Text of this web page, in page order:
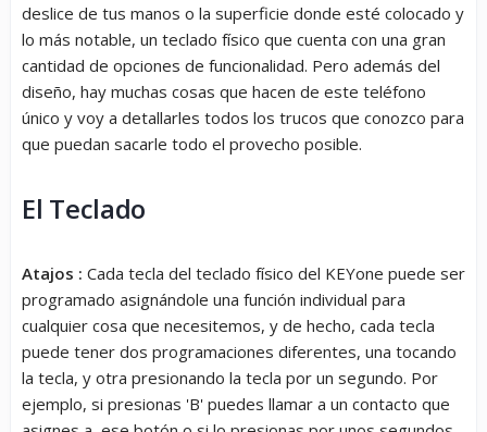
deslice de tus manos o la superficie donde esté colocado y
lo más notable, un teclado físico que cuenta con una gran
cantidad de opciones de funcionalidad. Pero además del
diseño, hay muchas cosas que hacen de este teléfono
único y voy a detallarles todos los trucos que conozco para
que puedan sacarle todo el provecho posible.
El Teclado
Atajos : Cada tecla del teclado físico del KEYone puede ser
programado asignándole una función individual para
cualquier cosa que necesitemos, y de hecho, cada tecla
puede tener dos programaciones diferentes, una tocando
la tecla, y otra presionando la tecla por un segundo. Por
ejemplo, si presionas 'B' puedes llamar a un contacto que